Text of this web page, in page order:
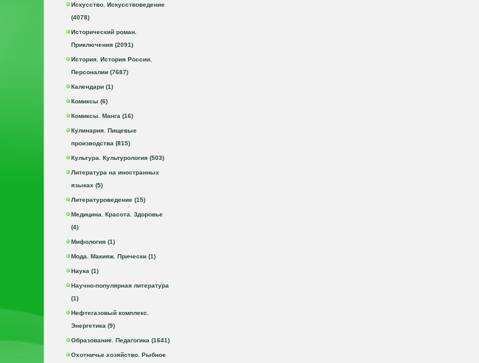
Искусство. Искусствоведение
(4078)
Исторический роман.
Приключения (2091)
История. История России.
Персоналии (7687)
Календари (1)
Комиксы (6)
Комиксы. Манга (16)
Кулинария. Пищевые
производства (815)
Культура. Культурология (503)
Литература на иностранных
языках (5)
Литературоведение (15)
Медицина. Красота. Здоровье
(4)
Мифология (1)
Мода. Макияж. Прически (1)
Наука (1)
Научно-популярная литература
(1)
Нефтегазовый комплекс.
Энергетика (9)
Образование. Педагогика (1641)
Охотничье хозяйство. Рыбное